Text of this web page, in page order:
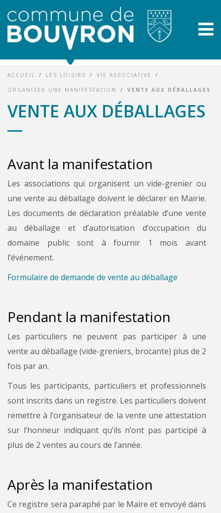
ACCUEIL / LES LOISIRS / VIE ASSOCIATIVE /
ORGANISER UNE MANIFESTATION / VENTE AUX DÉBALLAGES
VENTE AUX DÉBALLAGES
Avant la manifestation
Les associations qui organisent un vide-gre­nier ou
une vente au déballage doivent le dé­clarer en Mairie.
Les documents de déclaration préalable d’une vente
au déballage et d’autori­sation d’occupation du
domaine public sont à fournir 1 mois avant
l’événement.
Formulaire de demande de vente au déballage
Pendant la manifestation
Les particuliers ne peuvent pas participer à une
vente au déballage (vide-greniers, brocante) plus de 2
fois par an.
Tous les participants, particuliers et professionnels
sont inscrits dans un registre. Les particuliers doivent
remettre à l’organisateur de la vente une attestation
sur l’honneur indiquant qu’ils n’ont pas participé à
plus de 2 ventes au cours de l’année.
Après la manifestation
Ce registre sera paraphé par le Maire et envoyé dans